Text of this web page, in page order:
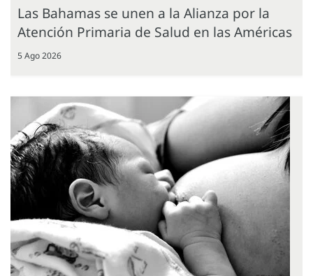
Las Bahamas se unen a la Alianza por la
Atención Primaria de Salud en las Américas
5 Ago 2026